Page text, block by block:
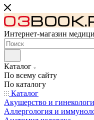
Интернет-магазин
Каталог
По всему сайту
По каталогу
Каталог
Акушерство и
Аллергология и